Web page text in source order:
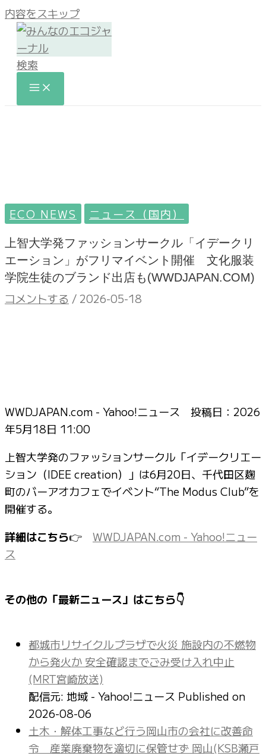
内容をスキップ
検索
ECO NEWS ニュース（国内）
上智大学発ファッションサークル「イデークリ
エーション」がフリマイベント開催 文化服装
学院生徒のブランド出店も(WWDJAPAN.COM)
コメントする / 2026-05-18
WWDJAPAN.com - Yahoo!ニュース 投稿日： 2026
年5月18日 11:00
上智大学発のファッションサークル「イデークリエー
ション（IDEE creation）」は6月20日、千代田区麹
町のバーアオカフェでイベント“The Modus Club”を
開催する。
詳細はこちら👉 WWDJAPAN.com - Yahoo!ニュー
ス
その他の「最新ニュース」はこちら👇
都城市リサイクルプラザで火災 施設内の不燃物
から発火か 安全確認までごみ受け入れ中止
(MRT宮崎放送)
配信元: 地域 - Yahoo!ニュース Published on
2026-08-06
土木・解体工事など行う岡山市の会社に改善命
令 産業廃棄物を適切に保管せず 岡山(KSB瀬戸